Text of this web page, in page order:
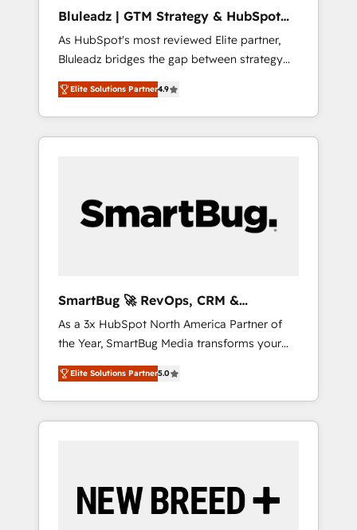
Hubで一体提供。 ▸ 既存CRM・MAからの移行
支援：Salesforce・Marketo・Pardot等からの
移行、カスタム設計、履歴データ移行と活用設
計まで。 ▸ AEO対応：ChatGPT・Perplexity等
のAI検索からの流入・引用を前提にコンテンツ
HubSpotアワード受賞・HUGリーダー ✓
AI活用に関するご相談、現状整理の壁打ちな
ど、構想段階からお気軽にお問い合わせくださ
HubSpot beyond standard configurations. -
AI-FIRST- AI across customer-facing
operations to accelerate decisions,
streamline processes, and unlock efficiency
at scale. From predictive intelligence to
conversational AI, we turn data into action
and automation into competitive advantage.
Bluleadz | GTM Strategy & HubSpot
Implementation
As HubSpot's most reviewed Elite partner,
Bluleadz bridges the gap between strategy
and execution. We don't just "set up tools" —
we install the GTM Operating System (GTM
OS) to align your leadership and engineer a
portal that drives predictable revenue
and Story to stop "accelerating a mess." ⚙️
Elite Engineering & AI Scalable Architecture:
agents, and high-integrity migrations for total
reporting clarity. Security & Compliance: SOC
2 Type I and HIPAA attested for enterprise-
grade data security. 🏆 Why Bluleadz? GTM
OS Partner | 16+ Years Experience | 1,000+
Five-Star Reviews
Elite Solutions Partner4.9
SmartBug 🚀 RevOps, CRM &
Integration Experts
As a 3x HubSpot North America Partner of
the Year, SmartBug Media transforms your
customer lifecycle into a revenue engine. Our
unified ecosystem includes specialized
divisions Globalia (AI & Software) and Point
Success Media (Paid Media), making this the
by Globalia’s technical development team. -
19 HubSpot-certified trainers to drive
Elite Solutions Partner5.0